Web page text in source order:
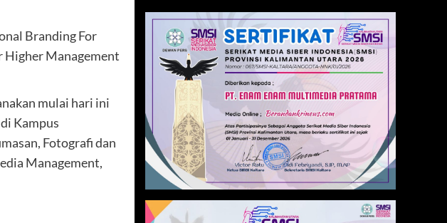
Branding For
Higher Management
mulai hari ini
Kampus
Fotografi dan
Management,